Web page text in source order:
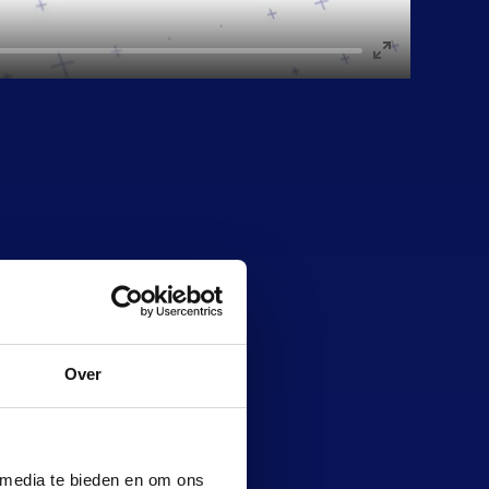
Over
te bieden en om ons
ENTER
functionaliteiten als de